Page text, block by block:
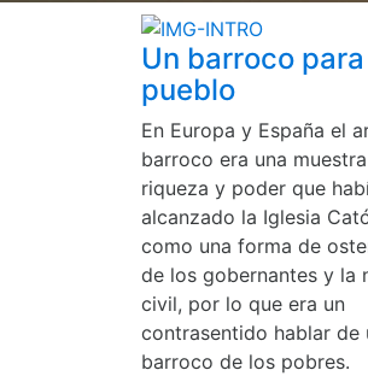
Un barroco
pueblo
En Europa y España el
barroco era una
riqueza y poder que
alcanzado la Iglesia
como una forma de
de los gobernantes y la
civil, por lo que era un
contrasentido hablar de
barroco de los pobres.